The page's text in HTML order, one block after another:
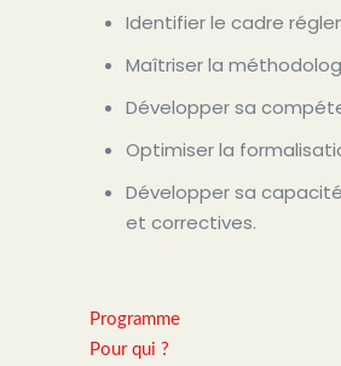
Identifier le cadre
Maîtriser la
Développer sa
Optimiser la
Développer sa
et correctives.
Programme
Pour qui ?